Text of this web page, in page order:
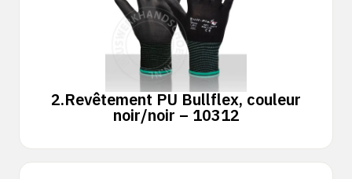
2.Revêtement PU Bullflex, couleur
noir/noir – 10312